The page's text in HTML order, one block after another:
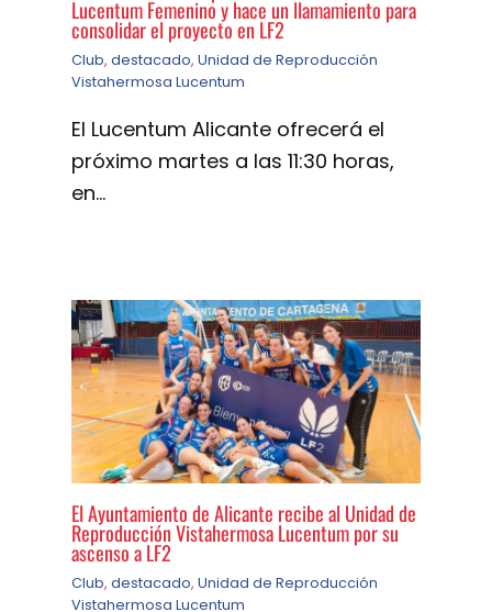
Lucentum Femenino y hace un llamamiento para
consolidar el proyecto en LF2
Club, destacado, Unidad de Reproducción
Vistahermosa Lucentum
El Lucentum Alicante ofrecerá el
próximo martes a las 11:30 horas,
en…
El Ayuntamiento de Alicante recibe al Unidad de
Reproducción Vistahermosa Lucentum por su
ascenso a LF2
Club, destacado, Unidad de Reproducción
Vistahermosa Lucentum